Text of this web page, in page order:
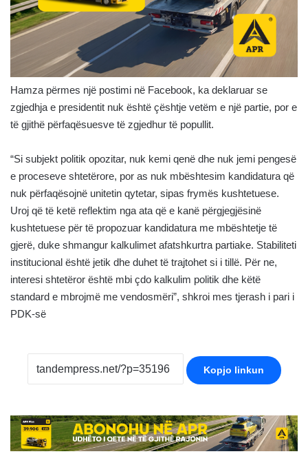
Hamza përmes një postimi në Facebook, ka deklaruar se
zgjedhja e presidentit nuk është çështje vetëm e një partie, por e
të gjithë përfaqësuesve të zgjedhur të popullit.
“Si subjekt politik opozitar, nuk kemi qenë dhe nuk jemi pengesë
e proceseve shtetërore, por as nuk mbështesim kandidatura që
nuk përfaqësojnë unitetin qytetar, sipas frymës kushtetuese.
Uroj që të ketë reflektim nga ata që e kanë përgjegjësinë
kushtetuese për të propozuar kandidatura me mbështetje të
gjerë, duke shmangur kalkulimet afatshkurtra partiake. Stabiliteti
institucional është jetik dhe duhet të trajtohet si i tillë. Për ne,
interesi shtetëror është mbi çdo kalkulim politik dhe këtë
standard e mbrojmë me vendosmëri”, shkroi mes tjerash i pari i
PDK-së
Kopjo linkun